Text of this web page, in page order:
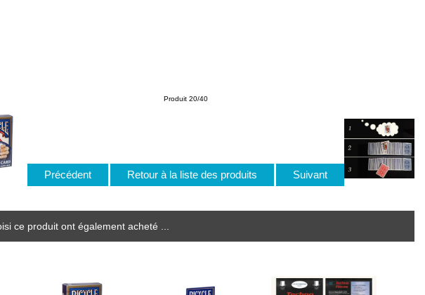
Produit 20/40
Précédent Retour à la liste des produits Suivant
ce produit ont également acheté ...